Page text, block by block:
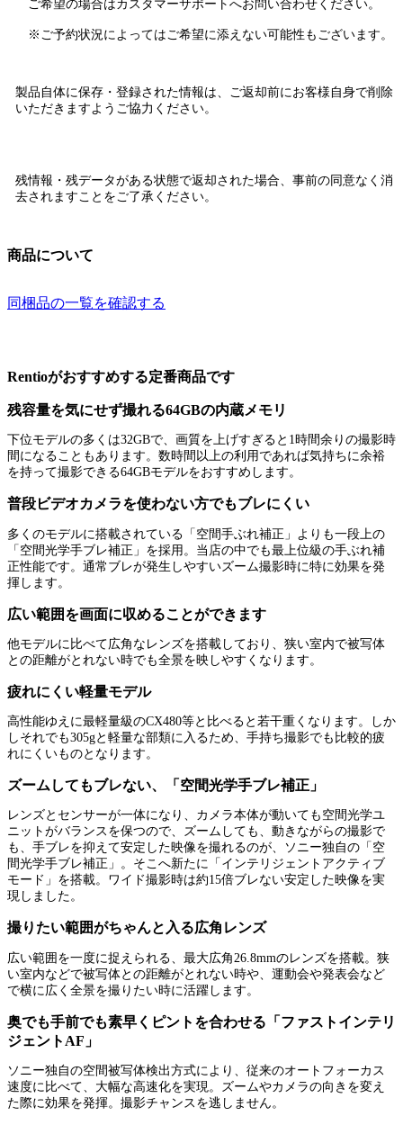
ご希望の場合はカスタマーサポートへお問い合わせください。
※ご予約状況によってはご希望に添えない可能性もございます。
製品自体に保存・登録された情報は、
ご返却前にお客様自身で削除
いただきますようご協力ください。
残情報・残データがある状態で返却された場合、事前の同意なく消
去されます ことをご了承ください。
商品について
同梱品の一覧を確認する
Rentioがおすすめする定番商品です
残容量を気にせず撮れる64GBの内蔵メモリ
下位モデルの多くは32GBで、画質を上げすぎると1時間余りの撮影時
間になることもあります。数時間以上の利用であれば気持ちに余裕
を持って撮影できる64GBモデルをおすすめします。
普段ビデオカメラを使わない方でもブレにくい
多くのモデルに搭載されている「空間手ぶれ補正」よりも一段上の
「空間光学手ブレ補正」を採用。当店の中でも最上位級の手ぶれ補
正性能です。通常ブレが発生しやすいズーム撮影時に特に効果を発
揮します。
広い範囲を画面に収めることができます
他モデルに比べて広角なレンズを搭載しており、狭い室内で被写体
との距離がとれない時でも全景を映しやすくなります。
疲れにくい軽量モデル
高性能ゆえに最軽量級のCX480等と比べると若干重くなります。しか
しそれでも305gと軽量な部類に入るため、手持ち撮影でも比較的疲
れにくいものとなります。
ズームしてもブレない、「空間光学手ブレ補正」
レンズとセンサーが一体になり、カメラ本体が動いても空間光学ユ
ニットがバランスを保つので、ズームしても、動きながらの撮影で
も、手ブレを抑えて安定した映像を撮れるのが、ソニー独自の「空
間光学手ブレ補正」。そこへ新たに「インテリジェントアクティブ
モード」を搭載。ワイド撮影時は約15倍ブレない安定した映像を実
現しました。
撮りたい範囲がちゃんと入る広角レンズ
広い範囲を一度に捉えられる、最大広角26.8mmのレンズを搭載。狭
い室内などで被写体との距離がとれない時や、運動会や発表会など
で横に広く全景を撮りたい時に活躍します。
奥でも手前でも素早くピントを合わせる「ファストインテリ
ジェントAF」
ソニー独自の空間被写体検出方式により、従来のオートフォーカス
速度に比べて、大幅な高速化を実現。ズームやカメラの向きを変え
た際に効果を発揮。撮影チャンスを逃しません。